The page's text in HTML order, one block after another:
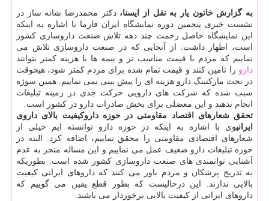
به گزارش خاتون یار به نقل از ایسنا،دكتر محمدرضا شانه ساز در
نشست خبری پنجمین دوره نمایشگاه ایران فارما با اشاره به اینكه
این نمایشگاه حاصل زحمت چند دهه تلاش صنعت داروسازی كشور
است، اظهار داشت: از آنجایی كه در صنعت داروسازی تلاش می
نماییم كه مردم با قیمت مناسب تر و بیمه ها با هزینه كمتر بتوانند
دارو را تامین كنند و قیمت تمام شده برای مردم كمتر شود، هیچوقت
در بحث ماركتینگ دارو هزینه ای را پیش بینی نمی نماییم. همین سوژه
سبب شده كه شركت های دارویی حركت جدی در زمینه تبلیغات
انجام ندهند و این معضلی برای بخش صادرات دارو در كشور است.
تحقق شعارهای اقتصاد مقاومتی در حوزه داروكیفیت بالای داروی
ایرانیوی با اشاره به اینكه در حوزه دارو توانسته ایم خیلی از
شعارهای اقتصادی مقاومتی را محقق نماییم، اضافه كرد: البته در
حوزه تبلیغات دارو ضعیف عمل می نماییم و این مساله منجر به عدم
آشنایی توانمندی های صنعت داروسازی كشور شده است. بطوریكه
به تدریج پزشكان و مردم باور می كنند كه داروهای ایرانی كیفیت
بالایی ندارند. این درحالیست كه بطور قطع یقین می گوییم كه
داروهای ایرانی از كیفیت بالایی برخوردار می باشند.